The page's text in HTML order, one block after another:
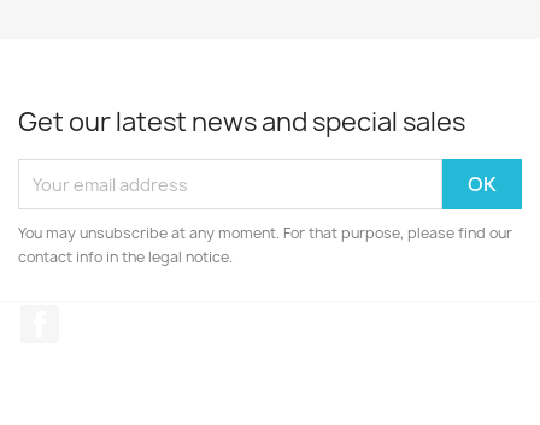
Get our latest news and special sales
You may unsubscribe at any moment. For that purpose, please find our
contact info in the legal notice.